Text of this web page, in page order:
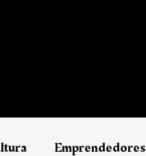
Emprendedores